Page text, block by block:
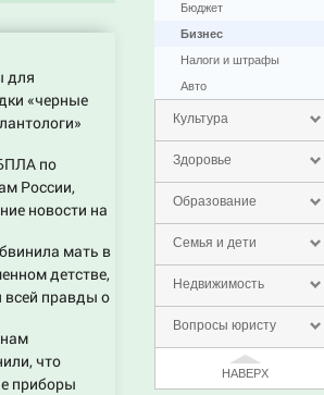
Бюджет
Бизнес
Налоги и штрафы
Авто
Культура
Здоровье
Образование
Семья и дети
Недвижимость
Вопросы юристу
НАВЕРХ
для
«черные
по
России,
новости на
атаки на
Wildberries,
мать в
детстве,
всей правды о
что
приборы